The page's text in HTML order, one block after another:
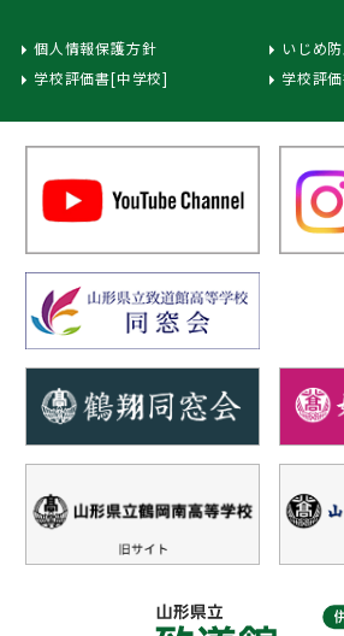
個人情報保護方針
いじめ
学校評価書[中学校]
学校評